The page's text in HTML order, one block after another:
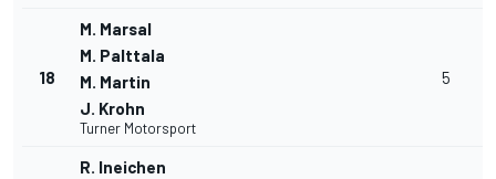
18
M. Marsal
M. Palttala
M. Martin
J. Krohn
Turner Motorsport
5
R. Ineichen